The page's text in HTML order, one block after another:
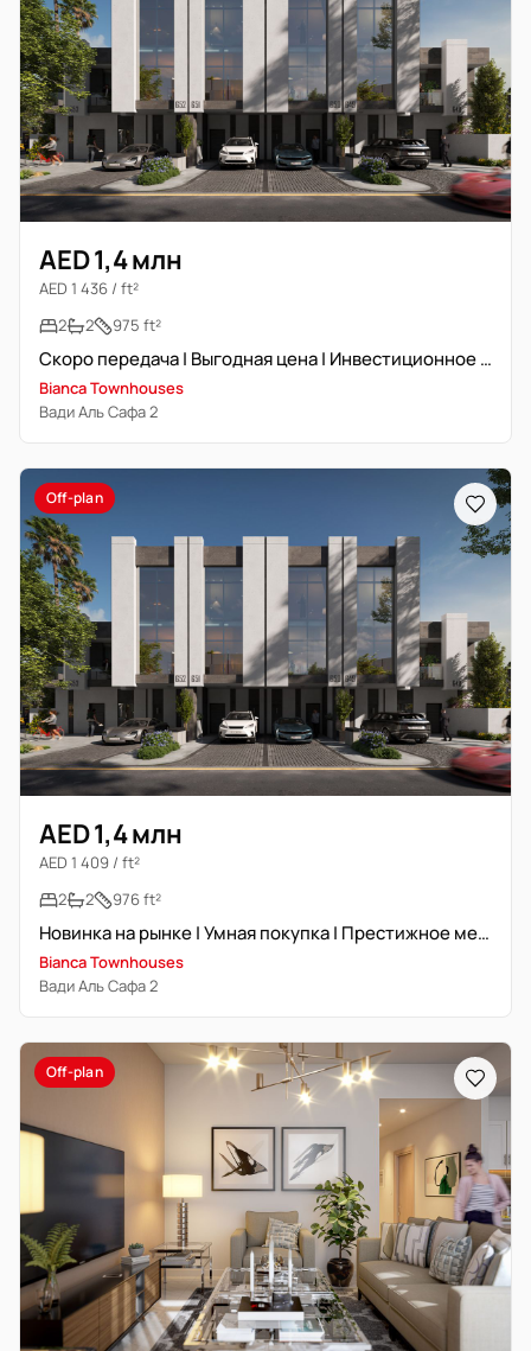
AED 1,4 млн
AED 1 436 / ft²
2
2 975 ft²
Скоро передача | Выгодная цена | Инвестиционное предложение
Bianca Townhouses
Вади Аль Сафа 2
Off-plan
AED 1,4 млн
AED 1 409 / ft²
2
2 976 ft²
Новинка на рынке | Умная покупка | Престижное местоположение
Bianca Townhouses
Вади Аль Сафа 2
Off-plan